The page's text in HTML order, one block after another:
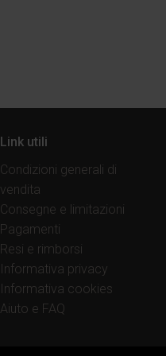
Link utili
Condizioni generali di
vendita
Consegne e limitazioni
Pagamenti
Resi e rimborsi
Informativa privacy
Informativa cookies
Aiuto e FAQ